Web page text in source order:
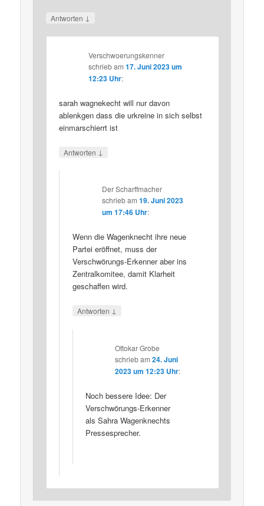
Antworten ↓
Verschwoerungskenner
schriebam17. Juni 2023 um
12:23 Uhr:
sarah wagnekecht will nur davon
ablenkgen dass die urkreine in sich selbst
einmarschierrt ist
Antworten ↓
Der Scharffmacher
schriebam 19. Juni 2023
um 17:46 Uhr:
Wenn die Wagenknecht ihre neue
Partei eröffnet, muss der
Verschwörungs-Erkenner aber ins
Zentralkomitee, damit Klarheit
geschaffen wird.
Antworten ↓
Ottokar Grobe
schriebam 24. Juni
2023 um 12:23 Uhr:
Noch bessere Idee: Der
Verschwörungs-Erkenner
als Sahra Wagenknechts
Pressesprecher.